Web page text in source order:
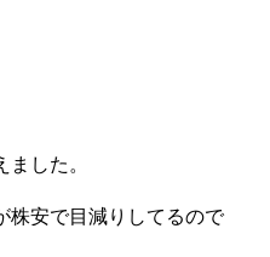
した。
株安で目減りしてるので